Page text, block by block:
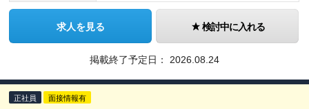
求人を見る 検討中に入れる
掲載終了予定日： 2026.08.24
正社員 面接情報有